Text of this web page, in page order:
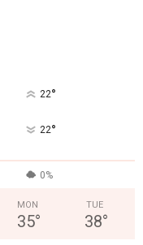
22°
22°
0%
MON
35°
TUE
38°